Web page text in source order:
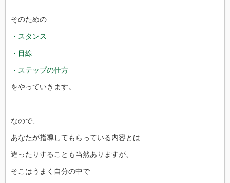
そのための
・スタンス
・目線
・ステップの仕方
をやっていきます。
なので、
あなたが指導してもらっている内容とは
違ったりすることも当然ありますが、
そこはうまく自分の中で